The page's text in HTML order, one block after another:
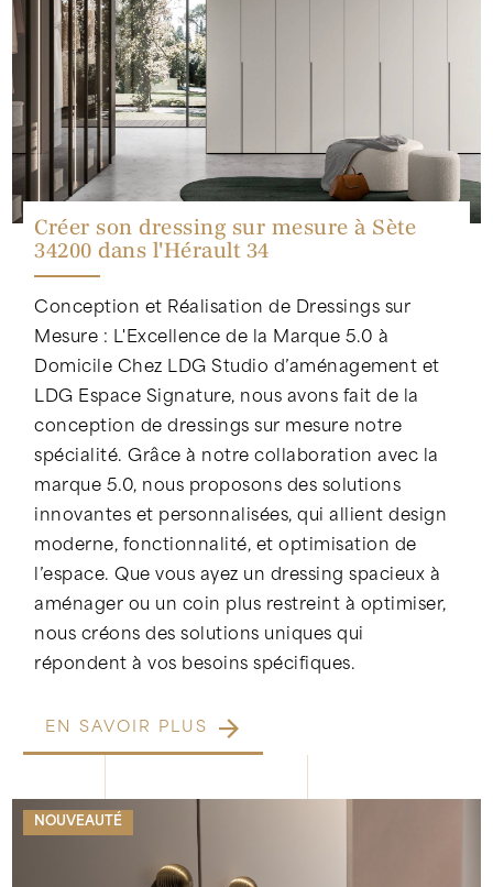
Créer son dressing sur mesure à Sète
34200 dans l'Hérault 34
Conception et Réalisation de Dressings sur
Mesure : L'Excellence de la Marque 5.0 à
Domicile Chez LDG Studio d’aménagement et
LDG Espace Signature, nous avons fait de la
conception de dressings sur mesure notre
spécialité. Grâce à notre collaboration avec la
marque 5.0, nous proposons des solutions
innovantes et personnalisées, qui allient design
moderne, fonctionnalité, et optimisation de
l’espace. Que vous ayez un dressing spacieux à
aménager ou un coin plus restreint à optimiser,
nous créons des solutions uniques qui
répondent à vos besoins spécifiques.
EN SAVOIR PLUS
NOUVEAUTÉ